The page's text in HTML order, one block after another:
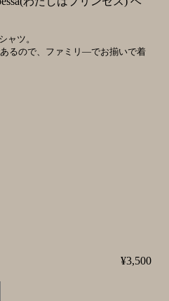
ャツ。
るので、ファミリ―でお揃いで着
¥3,500